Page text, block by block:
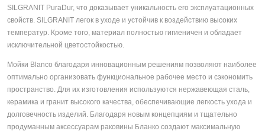
SILGRANIT PuraDur, что доказывает уникальность его эксплуатационных
свойств. SILGRANIT легок в уходе и устойчив к воздействию высоких
температур. Кроме того, материал полностью гигиеничен и обладает
исключительной цветостойкостью.
Мойки Blanco благодаря инновационным решениям позволяют наиболее
оптимально организовать функциональное рабочее место и сэкономить
пространство. Для их изготовления используются нержавеющая сталь,
керамика и гранит высокого качества, обеспечивающие легкость ухода и
долговечность изделий. Благодаря новым концепциям и тщательно
продуманным аксессуарам раковины Бланко создают максимальную